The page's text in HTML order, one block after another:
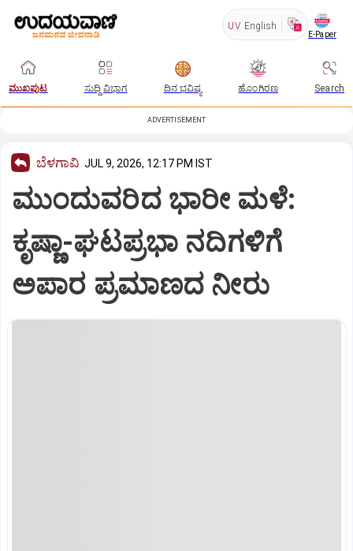
UV English
E-Paper
ಮುಖಪುಟ ಸುದ್ದಿ ವಿಭಾಗ ದಿನ ಭವಿಷ್ಯ ಹೊಂಗಿರಣ Search
ADVERTISEMENT
ಬೆಳಗಾವಿ JUL 9, 2026, 12:17 PM IST
ಮುಂದುವರಿದ ಭಾರೀ ಮಳೆ:
ಕೃಷ್ಣಾ-ಘಟಪ್ರಭಾ ನದಿಗಳಿಗೆ
ಅಪಾರ ಪ್ರಮಾಣದ ನೀರು